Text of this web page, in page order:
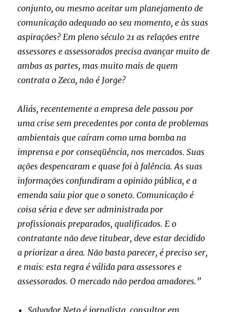
conjunto, ou mesmo aceitar um planejamento de
comunicação adequado ao seu momento, e às suas
aspirações? Em pleno século 21 as relações entre
assessores e assessorados precisa avançar muito de
ambas as partes, mas muito mais de quem
contrata o Zeca, não é Jorge?
Aliás, recentemente a empresa dele passou por
uma crise sem precedentes por conta de problemas
ambientais que caíram como uma bomba na
imprensa e por conseqüência, nos mercados. Suas
ações despencaram e quase foi à falência. As suas
informações confundiram a opinião pública, e a
emenda saiu pior que o soneto. Comunicação é
coisa séria e deve ser administrada por
profissionais preparados, qualificados. E o
contratante não deve titubear, deve estar decidido
a priorizar a área. Não basta parecer, é preciso ser,
e mais: esta regra é válida para assessores e
assessorados. O mercado não perdoa amadores.”